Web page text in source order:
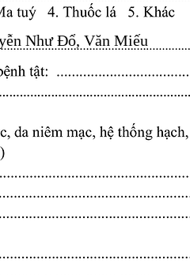
Như Đổ, Văn Miếu​​​​